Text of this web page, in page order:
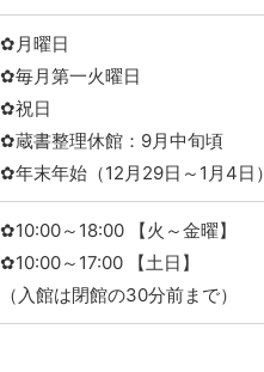
✿月曜日
✿毎月第一火曜日
✿祝日
✿蔵書整理休館：9月中旬頃
✿年末年始（12月29日～1月4日）
✿10:00～18:00 【火～金曜】
✿10:00～17:00 【土日】
（入館は閉館の30分前まで）